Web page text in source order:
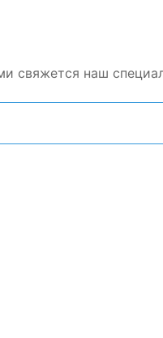
свяжется наш